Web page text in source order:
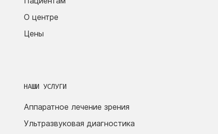
О центре
Цены
НАШИ УСЛУГИ
Аппаратное лечение зрения
Ультразвуковая диагностика